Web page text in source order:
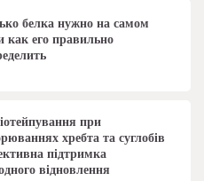
белка нужно на самом
как его правильно
при
хребта та суглобів
підтримка
відновлення